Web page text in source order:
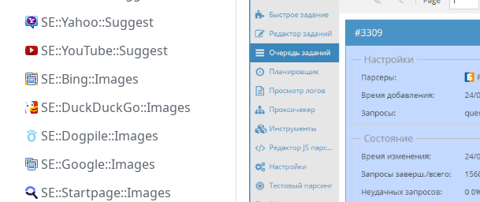
SE::Yahoo::Suggest
SE::YouTube::Suggest
SE::Bing::Images
SE::DuckDuckGo::Images
SE::Dogpile::Images
SE::Google::Images
SE::Startpage::Images